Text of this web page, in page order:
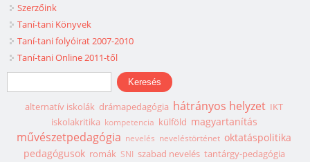
Szerzőink
Taní-tani Könyvek
Taní-tani folyóirat 2007-2010
Taní-tani Online 2011-től
Keresés űrlap
Keresés
alternatív iskolák drámapedagógia hátrányos helyzet IKT
iskolakritika kompetencia külföld magyartanítás
művészetpedagógia nevelés neveléstörténet oktatáspolitika
pedagógusok romák SNI szabad nevelés tantárgy-pedagógia